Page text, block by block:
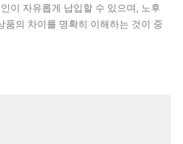
이 자유롭게 납입할 수 있으며, 노후
의 차이를 명확히 이해하는 것이 중